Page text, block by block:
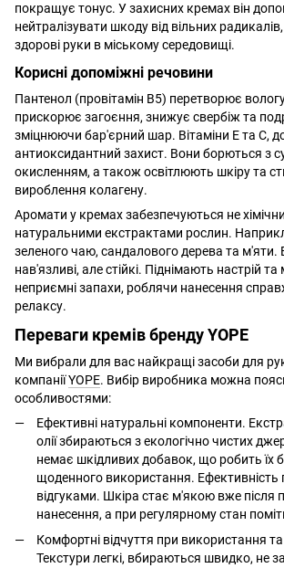
покращує тонус. У захисних кремах він
нейтралізувати шкоду від вільних
здорові руки в міському середовищі.
Корисні допоміжні речовини
Пантенол (провітамін B5) перетворює вологу
прискорює загоєння, знижує свербіж та
зміцнюючи бар'єрний шар. Вітаміни E та C,
антиоксидантний захист. Вони борються з
окисленням, а також освітлюють шкіру та
вироблення колагену.
Аромати у кремах забезпечуються не
натуральними екстрактами рослин.
зеленого чаю, сандалового дерева та м'яти.
нав'язливі, але стійкі. Піднімають настрій
неприємні запахи, роблячи нанесення
релаксу.
Переваги кремів бренду YOPE
Ми вибрали для вас найкращі засоби для
компаніїYOPE. Вибір виробника можна
особливостями:
Ефективні натуральні компоненти.
олії збираються з екологічно чистих
немає шкідливих добавок, що робить їх
щоденного використання. Ефективність
відгуками. Шкіра стає м'якою вже після
нанесення, а при регулярному стан
Комфортні відчуття при використання та
Текстури легкі, вбираються швидко, не